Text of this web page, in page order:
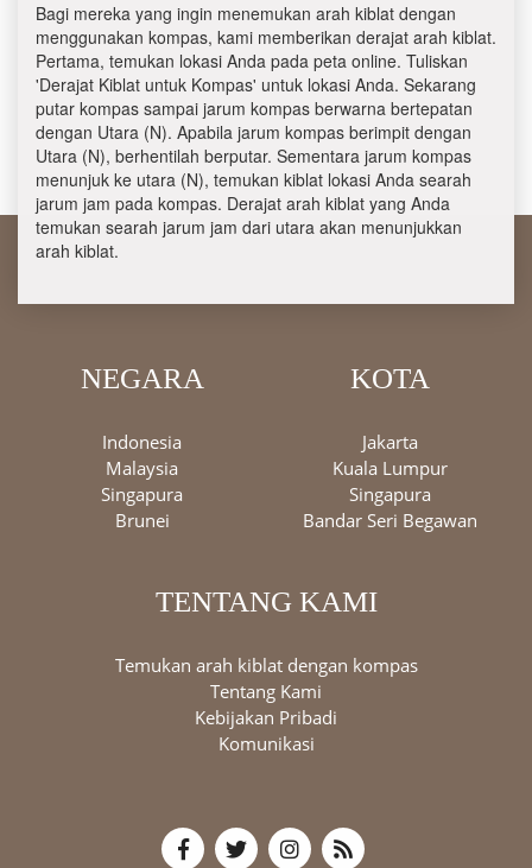
Bagi mereka yang ingin menemukan arah kiblat dengan
menggunakan kompas, kami memberikan derajat arah kiblat.
Pertama, temukan lokasi Anda pada peta online. Tuliskan
'Derajat Kiblat untuk Kompas' untuk lokasi Anda. Sekarang
putar kompas sampai jarum kompas berwarna bertepatan
dengan Utara (N). Apabila jarum kompas berimpit dengan
Utara (N), berhentilah berputar. Sementara jarum kompas
menunjuk ke utara (N), temukan kiblat lokasi Anda searah
jarum jam pada kompas. Derajat arah kiblat yang Anda
temukan searah jarum jam dari utara akan menunjukkan
arah kiblat.
NEGARA
Indonesia
Malaysia
Singapura
Brunei
KOTA
Jakarta
Kuala Lumpur
Singapura
Bandar Seri Begawan
TENTANG KAMI
Temukan arah kiblat dengan kompas
Tentang Kami
Kebijakan Pribadi
Komunikasi